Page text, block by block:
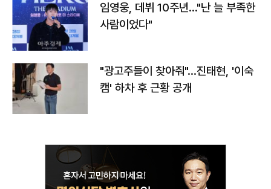
임영웅, 데뷔 10주년…"난 늘 부족한
사람이었다"
"광고주들이 찾아줘"…진태현, '이숙
캠' 하차 후 근황 공개